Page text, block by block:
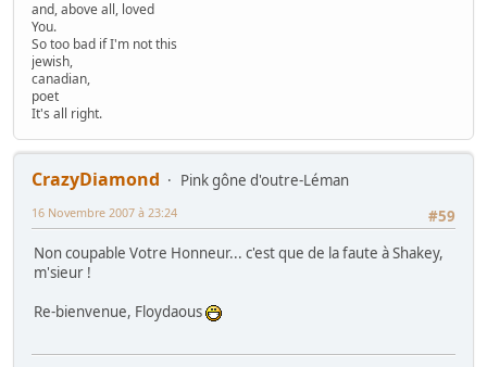
and, above all, loved
You.
So too bad if I'm not this
jewish,
canadian,
poet
It's all right.
CrazyDiamond
Pink gône d'outre-Léman
#59
16 Novembre 2007 à 23:24
Non coupable Votre Honneur... c'est que de la faute à Shakey,
m'sieur !
Re-bienvenue, Floydaous